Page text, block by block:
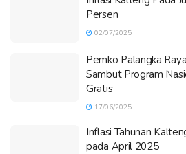
Persen
02/07/2025
Pemko Palangka
Sambut Program
Gratis
17/06/2025
Inflasi Tahunan
pada April 2025